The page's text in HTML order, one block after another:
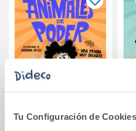
Tu Configuración de Cookies